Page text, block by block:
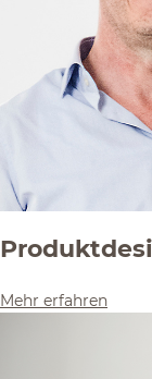
Mehr erfahren